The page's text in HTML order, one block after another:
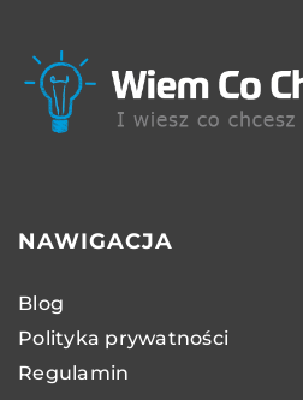
NAWIGACJA
Blog
Polityka prywatności
Regulamin